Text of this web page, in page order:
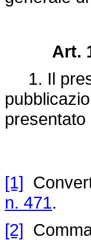
Art.
1. Il
[1]
n. 471.
[2]